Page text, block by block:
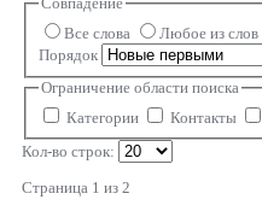
Все слова
Любое из слов
Порядок
Ограничение области поиска
Категории
Контакты
Кол-во строк:
Страница 1 из 2